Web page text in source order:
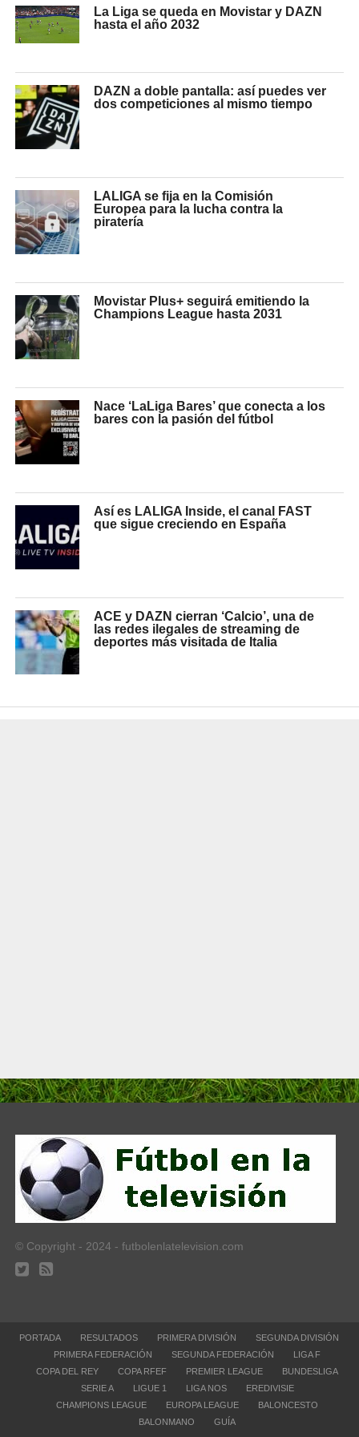
La Liga se queda en Movistar y DAZN
hasta el año 2032
DAZN a doble pantalla: así puedes ver
dos competiciones al mismo tiempo
LALIGA se fija en la Comisión
Europea para la lucha contra la
piratería
Movistar Plus+ seguirá emitiendo la
Champions League hasta 2031
Nace ‘LaLiga Bares’ que conecta a los
bares con la pasión del fútbol
Así es LALIGA Inside, el canal FAST
que sigue creciendo en España
ACE y DAZN cierran ‘Calcio’, una de
las redes ilegales de streaming de
deportes más visitada de Italia
© Copyright - 2024 - futbolenlatelevision.com
PORTADA RESULTADOS PRIMERA DIVISIÓN
SEGUNDA DIVISIÓN
PRIMERA FEDERACIÓN
SEGUNDA FEDERACIÓN
LIGA F
COPA DEL REY
COPA RFEF PREMIER LEAGUE
BUNDESLIGA
SERIE A
LIGUE 1 LIGA NOS
EREDIVISIE
CHAMPIONS LEAGUE
EUROPA LEAGUE
BALONCESTO
BALONMANO
GUÍA